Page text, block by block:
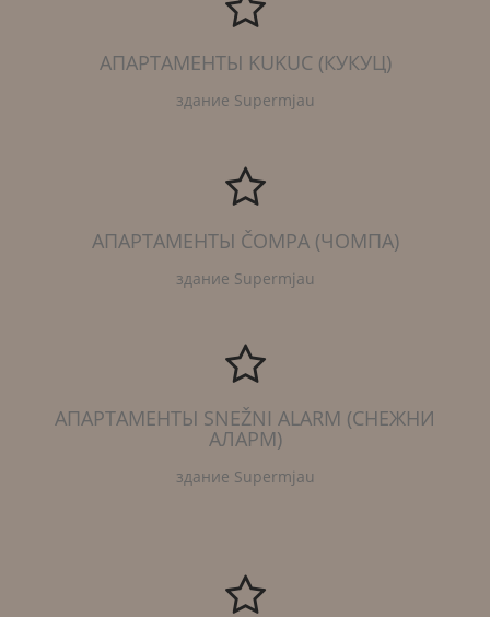
АПАРТАМЕНТЫ KUKUC (КУКУЦ)
здание Supermjau
АПАРТАМЕНТЫ ČOMPA (ЧОМПА)
здание Supermjau
АПАРТАМЕНТЫ SNEŽNI ALARM (СНЕЖНИ
АЛАРМ)
здание Supermjau